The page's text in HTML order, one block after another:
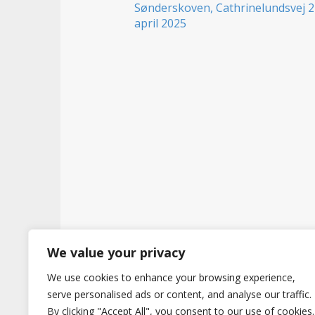
We value your privacy
We use cookies to enhance your browsing experience,
serve personalised ads or content, and analyse our traffic.
By clicking "Accept All", you consent to our use of cookies.
t
Copyright © 2026Hertig. All Rights